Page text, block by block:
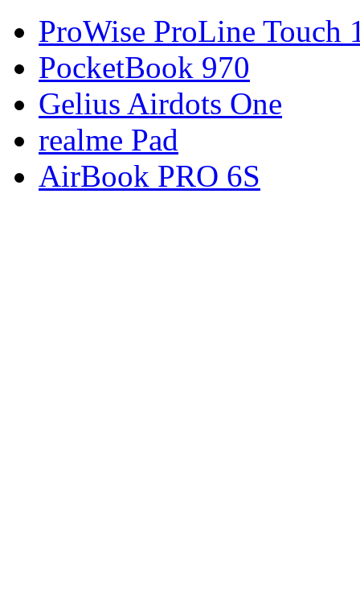
ProWise ProLine Touch
PocketBook 970
Gelius Airdots One
realme Pad
AirBook PRO 6S